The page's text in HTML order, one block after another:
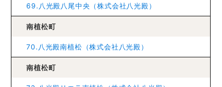
69.八光殿八尾中央（株式会社八光殿）
南植松町
70.八光殿南植松（株式会社八光殿）
南植松町